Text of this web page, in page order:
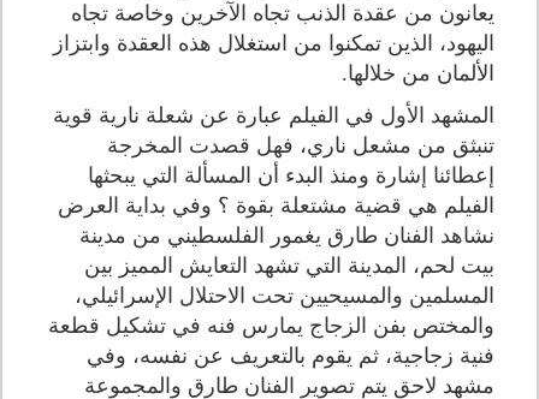
يعانون من عقدة الذنب تجاه الآخرين وخاصة تجاه
اليهود، الذين تمكنوا من استغلال هذه العقدة وابتزاز
الألمان من خلالها.
المشهد الأول في الفيلم عبارة عن شعلة نارية قوية
تنبثق من مشعل ناري، فهل قصدت المخرجة
إعطائنا إشارة ومنذ البدء أن المسألة التي يبحثها
الفيلم هي قضية مشتعلة بقوة ؟ وفي بداية العرض
نشاهد الفنان طارق يغمور الفلسطيني من مدينة
بيت لحم، المدينة التي تشهد التعايش المميز بين
المسلمين والمسيحيين تحت الاحتلال الإسرائيلي،
والمختص بفن الزجاج يمارس فنه في تشكيل قطعة
فنية زجاجية، ثم يقوم بالتعريف عن نفسه، وفي
مشهد لاحق يتم تصوير الفنان طارق والمجموعة